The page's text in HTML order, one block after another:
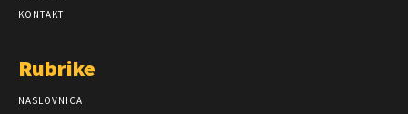
KONTAKT
Rubrike
NASLOVNICA